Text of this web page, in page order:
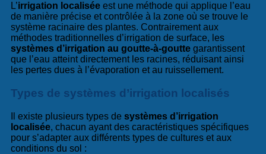
L’irrigation localisée est une méthode qui applique l’eau
de manière précise et contrôlée à la zone où se trouve le
système racinaire des plantes. Contrairement aux
méthodes traditionnelles d’irrigation de surface, les
systèmes d’irrigation au goutte-à-goutte garantissent
que l’eau atteint directement les racines, réduisant ainsi
les pertes dues à l’évaporation et au ruissellement.
Types de systèmes d’irrigation localisés
Il existe plusieurs types de systèmes d’irrigation
localisée, chacun ayant des caractéristiques spécifiques
pour s’adapter aux différents types de cultures et aux
conditions du sol :